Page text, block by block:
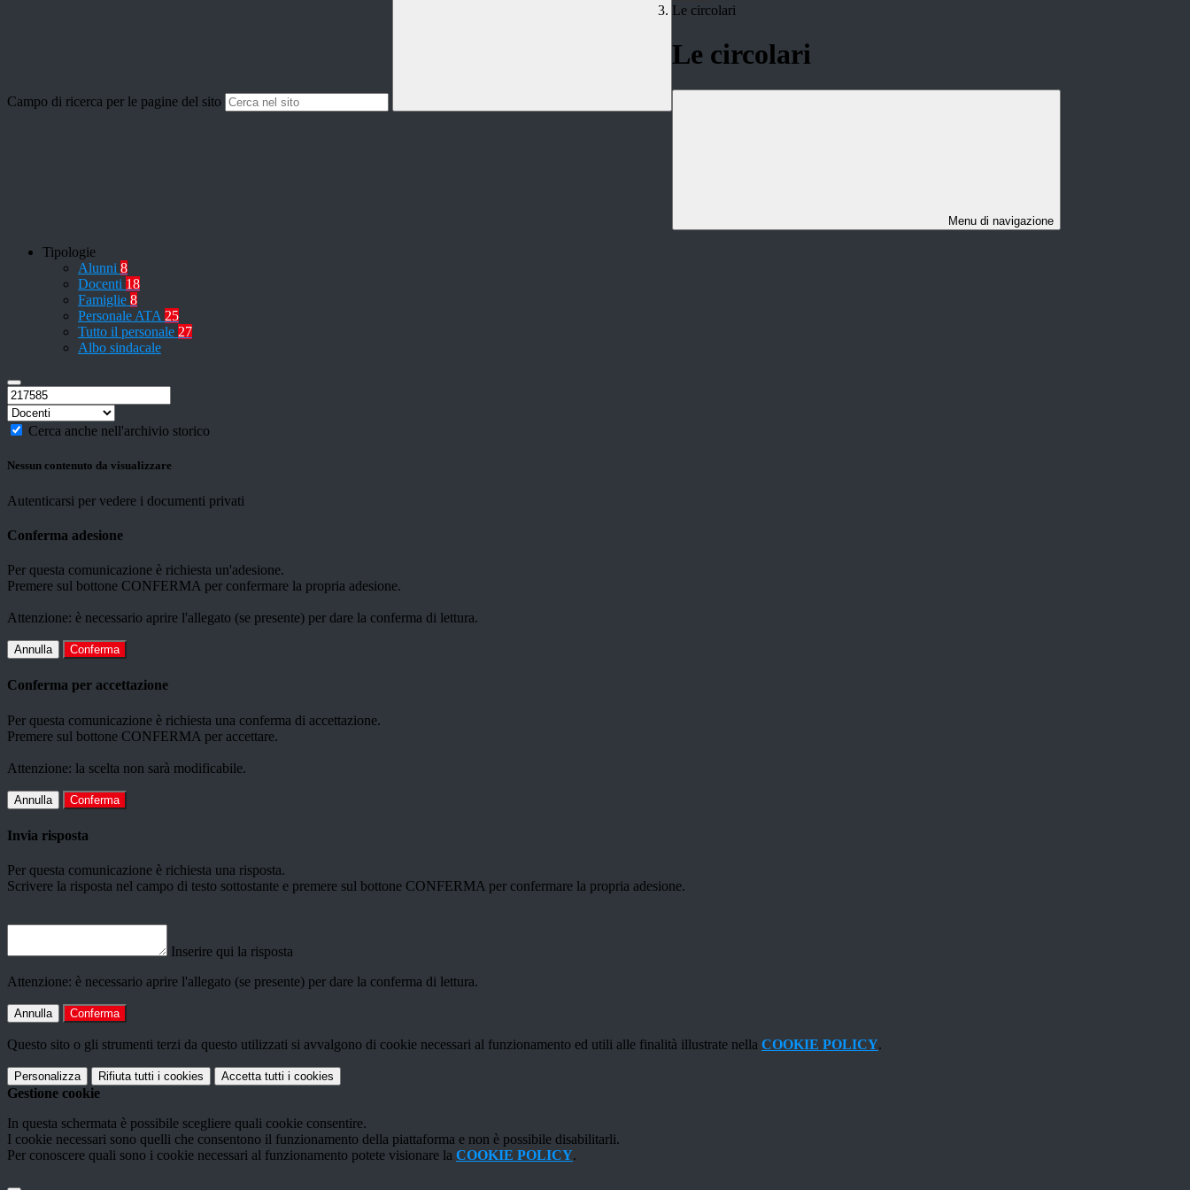
Campo di ricerca per le pagine del sito
Le circolari
Le circolari
Menu di navigazione
Tipologie
Alunni 8
Docenti 18
Famiglie 8
Personale ATA 25
Tutto il personale 27
Albo sindacale
Cerca anche nell'archivio storico
Nessun contenuto da visualizzare
Autenticarsi per vedere i documenti privati
Conferma adesione
Per questa comunicazione è richiesta un'adesione.
Premere sul bottone CONFERMA per confermare la propria adesione.
Attenzione: è necessario aprire l'allegato (se presente) per dare la conferma di lettura.
Annulla Conferma
Conferma per accettazione
Per questa comunicazione è richiesta una conferma di accettazione.
Premere sul bottone CONFERMA per accettare.
Attenzione: la scelta non sarà modificabile.
Annulla Conferma
Invia risposta
Per questa comunicazione è richiesta una risposta.
Scrivere la risposta nel campo di testo sottostante e premere sul bottone CONFERMA per confermare la propria adesione.
Inserire qui la risposta
Attenzione: è necessario aprire l'allegato (se presente) per dare la conferma di lettura.
Annulla Conferma
Questo sito o gli strumenti terzi da questo utilizzati si avvalgono di cookie necessari al funzionamento ed utili alle finalità illustrate nella COOKIE POLICY.
Personalizza Rifiuta tutti i cookies Accetta tutti i cookies
Gestione cookie
In questa schermata è possibile scegliere quali cookie consentire.
I cookie necessari sono quelli che consentono il funzionamento della piattaforma e non è possibile disabilitarli.
Per conoscere quali sono i cookie necessari al funzionamento potete visionare la COOKIE POLICY.